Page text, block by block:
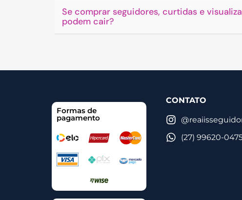
Se comprar seguidores, curtidas e
podem cair?
Formas de
pagamento
CONTATO
(27) 99620-